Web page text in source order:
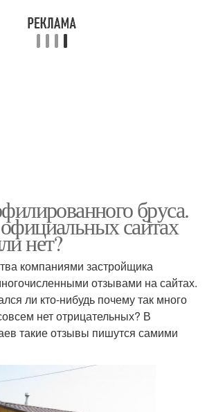
бруса.
сайтах
нет?
компаниями застройщика
отзывами на сайтах.
ли кто-нибудь почему так много
нет отрицательных? В
такие отзывы пишутся самими